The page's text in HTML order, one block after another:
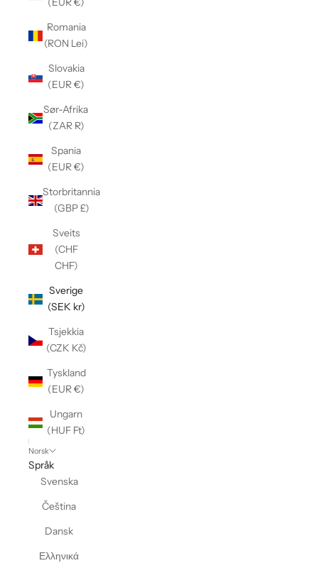
Romania
(RON Lei)
Slovakia
(EUR €)
Sør-Afrika
(ZAR R)
Spania
(EUR €)
Storbritannia
(GBP £)
Sveits
(CHF
CHF)
Sverige
(SEK kr)
Tsjekkia
(CZK Kč)
Tyskland
(EUR €)
Ungarn
(HUF Ft)
Norsk
Språk
Svenska
Čeština
Dansk
Ελληνικά